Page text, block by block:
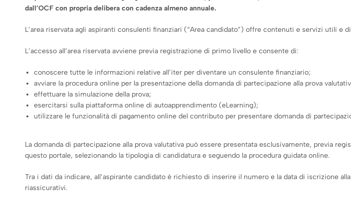
dall’OCF con propria delibera con cadenza almeno annuale.
L’area riservata agli aspiranti consulenti finanziari (“Area candidato”) offre contenuti e servizi utili
L’accesso all’area riservata avviene previa registrazione di primo livello e consente di:
conoscere tutte le informazioni relative all’iter per diventare un consulente finanziario;
avviare la procedura online per la presentazione della domanda di partecipazione alla prova
effettuare la simulazione della prova;
esercitarsi sulla piattaforma online di autoapprendimento (eLearning);
utilizzare le funzionalità di pagamento online del contributo per presentare domanda di
La domanda di partecipazione alla prova valutativa può essere presentata esclusivamente, previa
questo portale, selezionando la tipologia di candidatura e seguendo la procedura guidata online.
Tra i dati da indicare, all’aspirante candidato è richiesto di inserire il numero e la data di iscrizione
riassicurativi.